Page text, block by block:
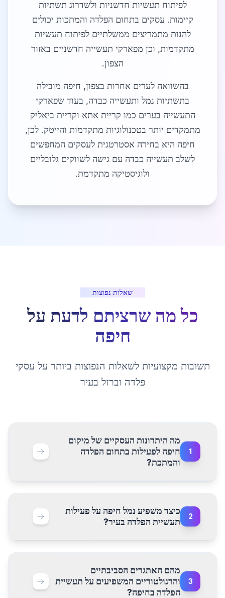
לפיתוח תעשיות חדשניות ולשדרוג תשתיות
קיימות. עסקים בתחום הפלדה והמתכות יכולים
להנות מתמריצים ממשלתיים לפיתוח תעשיות
מתקדמות, וכן מפארקי תעשייה חדשניים באזור
הצפון.
בהשוואה לערים אחרות בצפון, חיפה מובילה
בתשתיות נמל ותעשייה כבדה, בעוד שפארקי
התעשייה בערים כמו קריית אתא וקריית ביאליק
מתמקדים יותר בטכנולוגיות מתקדמות והייטק. לכן,
חיפה היא בחירה אסטרטגית לעסקים המחפשים
לשלב תעשייה כבדה עם גישה לשווקים גלובליים
ולוגיסטיקה מתקדמת.
שאלות נפוצות
כל מה שרציתם לדעת על
חיפה
תשובות מקצועיות לשאלות הנפוצות ביותר על עסקי
פלדה וברזל בעיר
1
מה היתרונות העסקיים של מיקום
חיפה לפעילות בתחום הפלדה
והמתכת?
2
כיצד משפיע נמל חיפה על פעילות
תעשיית הפלדה בעיר?
3
מהם האתגרים הסביבתיים
והרגולטוריים המשפיעים על תעשיית
הפלדה בחיפה?